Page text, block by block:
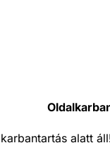
alatt